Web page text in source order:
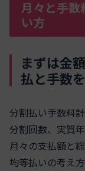
月々と手数
い方
まずは金
払と手数
分割払い手数料
分割回数、実質
月々の支払額と
均等払いの考え